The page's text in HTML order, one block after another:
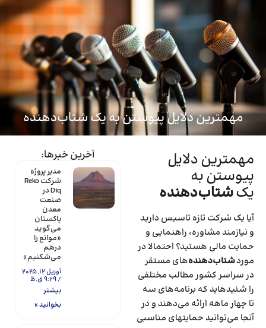
ماینتک
مهمترین دلایل پیوستن به یک شتاب‌دهنده
آخرین خبرها:
مدیر پروژه
شرکت Reko
Diq در
صنعت
معدن
پاکستان
می‌گوید
«موانع را
درهم
می‌شکنیم»
آوریل 12, 2025
9:29 ق.ظ
بیشتر
بخوانید »
مهمترین دلایل
پیوستن به
یکشتاب‌دهنده
آیا یک شرکت تازه تاسیس دارید
و نیازمند مشاوره، راهنمایی و
حمایت مالی هستید؟ احتمالا در
موردشتاب‌دهنده‌های مستقر
در سراسر کشور مطالب مختلفی
را شنیده­اید که برنامه‌های سه
تا چهار ماهه ارائه می‌دهند و در
آنجا می‌توانید حمایت­های مناسبی